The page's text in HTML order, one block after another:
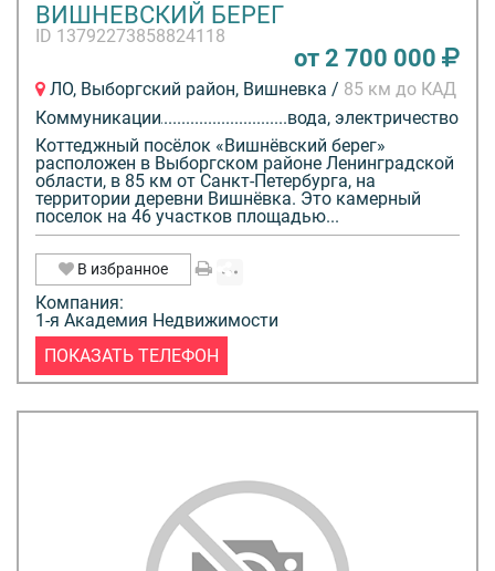
ВИШНЕВСКИЙ БЕРЕГ
ID 13792273858824118
от 2 700 000
ЛО, Выборгский район, Вишневка / 85 км до КАД
Коммуникации
вода, электричество
Коттеджный посёлок «Вишнёвский берег»
расположен в Выборгском районе Ленинградской
области, в 85 км от Санкт-Петербурга, на
территории деревни Вишнёвка. Это камерный
поселок на 46 участков площадью...
В избранное
Компания:
1-я Академия Недвижимости
ПОКАЗАТЬ ТЕЛЕФОН